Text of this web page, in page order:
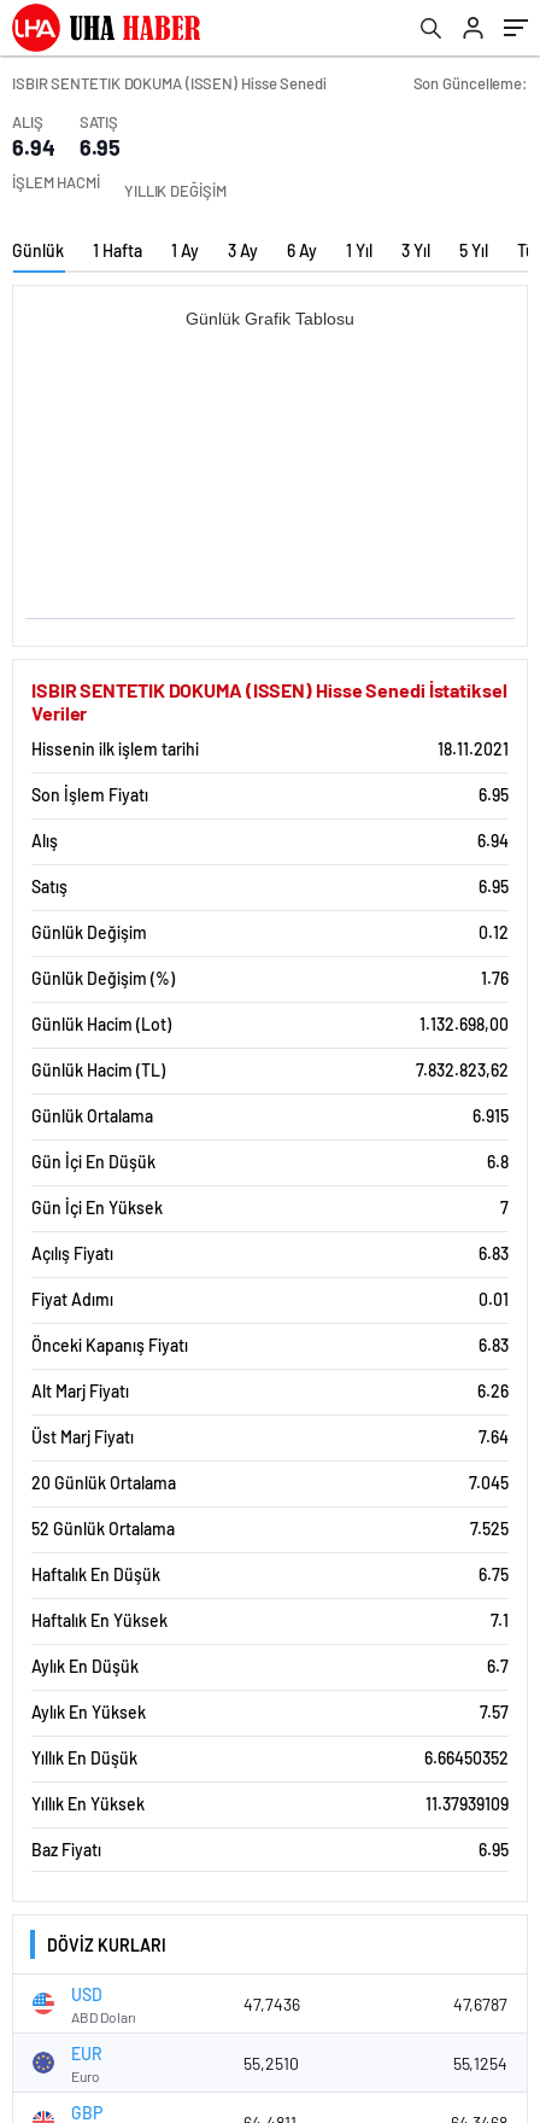
ISBIR SENTETIK DOKUMA (ISSEN) Hisse Senedi
Son Güncelleme:
ALIŞ
6.94
SATIŞ
6.95
İŞLEM HACMİ YILLIK DEĞİŞİM
Günlük 1 Hafta 1 Ay 3 Ay 6 Ay 1 Yıl 3 Yıl 5 Yıl
Günlük Grafik Tablosu
ISBIR SENTETIK DOKUMA (ISSEN) Hisse Senedi İstatiksel
Veriler
Hissenin ilk işlem tarihi 18.11.2021
Son İşlem Fiyatı 6.95
Alış 6.94
Satış 6.95
Günlük Değişim 0.12
Günlük Değişim (%) 1.76
Günlük Hacim (Lot) 1.132.698,00
Günlük Hacim (TL) 7.832.823,62
Günlük Ortalama 6.915
Gün İçi En Düşük 6.8
Gün İçi En Yüksek 7
Açılış Fiyatı 6.83
Fiyat Adımı 0.01
Önceki Kapanış Fiyatı 6.83
Alt Marj Fiyatı 6.26
Üst Marj Fiyatı 7.64
20 Günlük Ortalama 7.045
52 Günlük Ortalama 7.525
Haftalık En Düşük 6.75
Haftalık En Yüksek 7.1
Aylık En Düşük 6.7
Aylık En Yüksek 7.57
Yıllık En Düşük 6.66450352
Yıllık En Yüksek 11.37939109
Baz Fiyatı 6.95
DÖVİZ KURLARI
USD
ABD Doları
47,7436 47,6787
EUR
Euro
55,2510 55,1254
GBP